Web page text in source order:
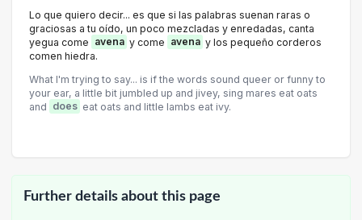
Lo que quiero decir... es que si las palabras suenan raras o
graciosas a tu oído, un poco mezcladas y enredadas, canta
yegua come avena y come avena y los pequeño corderos
comen hiedra.
What I'm trying to say... is if the words sound queer or funny to
your ear, a little bit jumbled up and jivey, sing mares eat oats
and does eat oats and little lambs eat ivy.
Further details about this page